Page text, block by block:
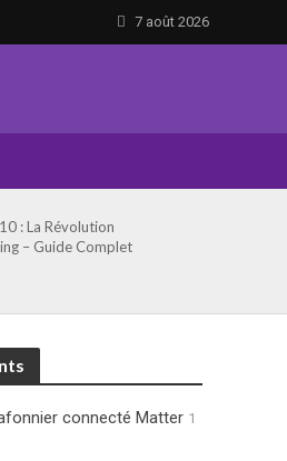
7 août 2026
: La Révolution
– Guide Complet
connecté Matter 1